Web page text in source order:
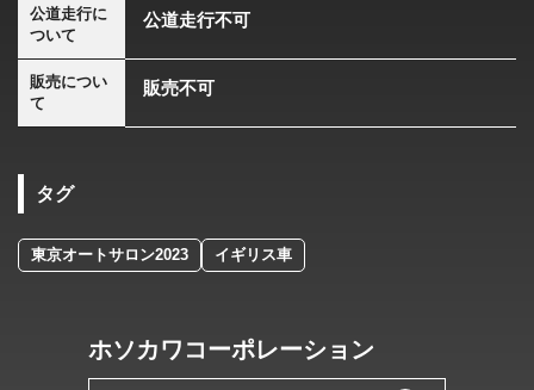
公道走行に
ついて
公道走行不可
販売につい
て
販売不可
タグ
東京オートサロン2023 イギリス車
ホソカワコーポレーション